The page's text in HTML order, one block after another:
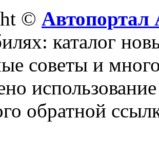
© Автопортал
каталог
советы и
обратной